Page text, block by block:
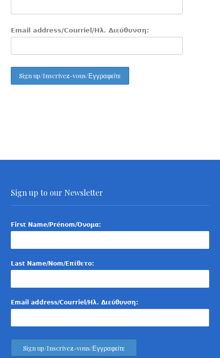
Email address/Courriel/Ηλ. Διεύθυνση:
Sign up to our Newsletter
First Name/Prénom/Όνομα:
Last Name/Nom/Επίθετο:
Email address/Courriel/Ηλ. Διεύθυνση: